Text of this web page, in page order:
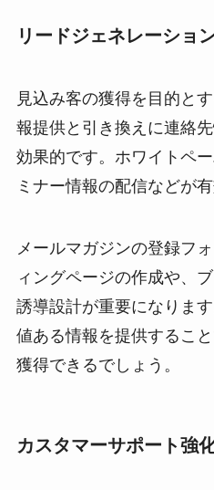
リードジェネレーショ
見込み客の獲得を目的と
報提供と引き換えに連絡
効果的です。ホワイトペ
ミナー情報の配信などが有
メールマガジンの登録フ
ィングページの作成や、
誘導設計が重要になりま
値ある情報を提供するこ
獲得できるでしょう。
カスタマーサポート強